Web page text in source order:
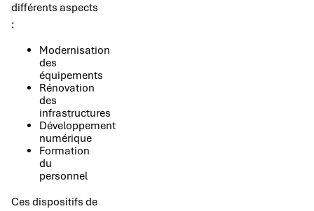
différents aspects
:
Modernisation
des
équipements
Rénovation
des
infrastructures
Développement
numérique
Formation
du
personnel
Ces dispositifs de